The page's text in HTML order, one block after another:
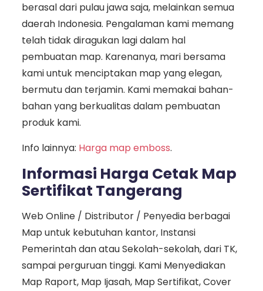
berasal dari pulau jawa saja, melainkan semua
daerah Indonesia. Pengalaman kami memang
telah tidak diragukan lagi dalam hal
pembuatan map. Karenanya, mari bersama
kami untuk menciptakan map yang elegan,
bermutu dan terjamin. Kami memakai bahan-
bahan yang berkualitas dalam pembuatan
produk kami.
Info lainnya: Harga map emboss.
Informasi Harga Cetak Map
Sertifikat Tangerang
Web Online / Distributor / Penyedia berbagai
Map untuk kebutuhan kantor, Instansi
Pemerintah dan atau Sekolah-sekolah, dari TK,
sampai perguruan tinggi. Kami Menyediakan
Map Raport, Map Ijasah, Map Sertifikat, Cover